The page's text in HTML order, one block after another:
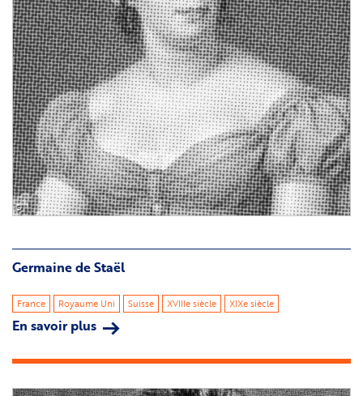
©
Germaine de Staël
France Royaume Uni Suisse XVIIIe siècle XIXe siècle
En savoir plus sur
de
Staël